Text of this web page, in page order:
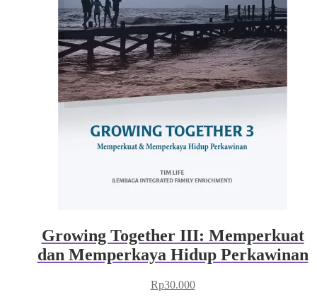
Growing Together III: Memperkuat
dan Memperkaya Hidup Perkawinan
Rp30.000